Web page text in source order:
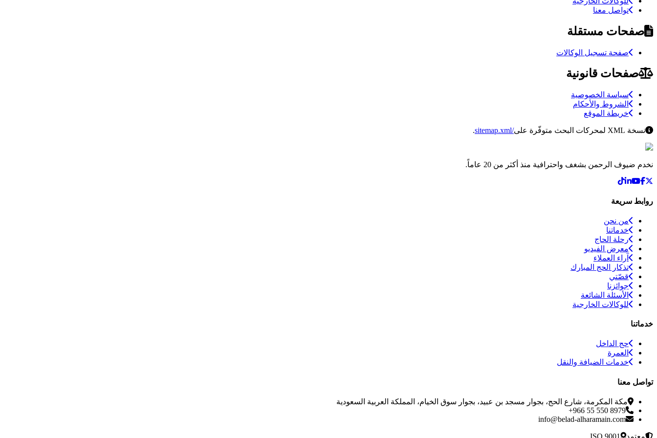
تواصل معنا
صفحات مستقلة
صفحة تسجيل الوكالات
صفحات قانونية
سياسة الخصوصية
الشروط والأحكام
خريطة الموقع
نسخة XML لمحركات البحث متوفّرة على /sitemap.xml
.
نخدم ضيوف الرحمن بشغف واحترافية منذ أكثر من 20 عاماً.
روابط سريعة
من نحن
خدماتنا
رحلة الحاج
معرض الفيديو
آراء العملاء
تذكار الحج المبارك
قصّتي
جوائزنا
الأسئلة الشائعة
للوكالات الخارجية
خدماتنا
حج الداخل
العمرة
خدمات الضيافة والنقل
تواصل معنا
مكة المكرمة، شارع الحج، بجوار مسجد بن عبيد، بجوار سوق الخيام، المملكة العربية السعودية
+966 55 550 8979
info@belad-alharamain.com
معتمد ISO 9001